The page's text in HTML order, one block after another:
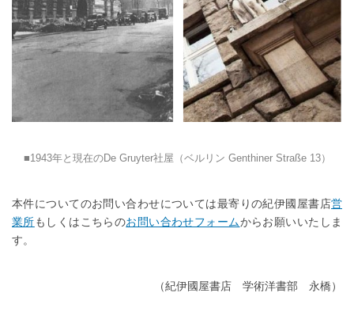
1943年と現在のDe Gruyter社屋（ベルリン Genthiner Straße 13）
本件についてのお問い合わせについては最寄りの紀伊國屋書店営
業所もしくはこちらのお問い合わせフォームからお願いいたしま
す。
（紀伊國屋書店 学術洋書部 永橋）